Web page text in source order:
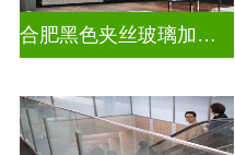
合肥黑色夹丝玻璃加工厂